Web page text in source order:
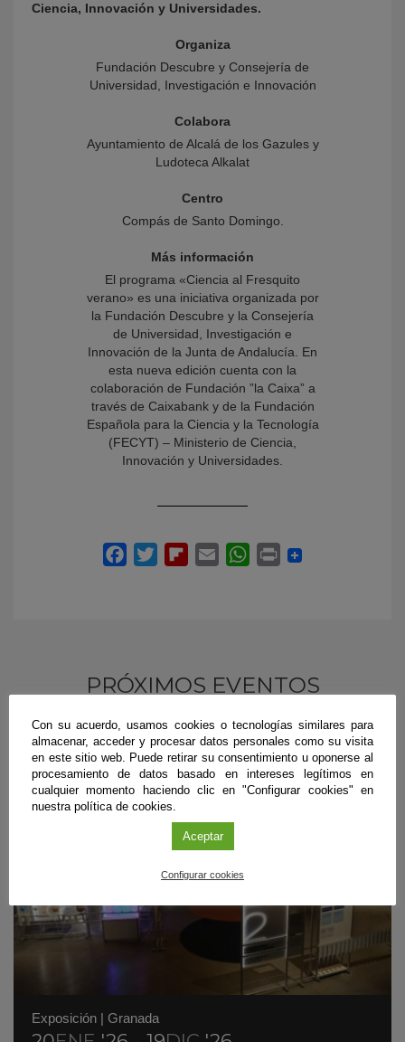
Ciencia, Innovación y Universidades.
Organiza
Fundación Descubre y Consejería de
Universidad, Investigación e Innovación
Colabora
Ayuntamiento de Alcalá de los Gazules y
Ludoteca Alkalat
Centro
Compás de Santo Domingo.
Más información
El programa «Ciencia al Fresquito
verano» es una iniciativa organizada por
la Fundación Descubre y la Consejería
de Universidad, Investigación e
Innovación de la Junta de Andalucía. En
esta nueva edición cuenta con la
colaboración de Fundación ”la Caixa” a
través de Caixabank y de la Fundación
Española para la Ciencia y la Tecnología
(FECYT) – Ministerio de Ciencia,
Innovación y Universidades.
PRÓXIMOS EVENTOS
Exposición | Granada
Con su acuerdo, usamos cookies o tecnologías similares para
almacenar, acceder y procesar datos personales como su visita
en este sitio web. Puede retirar su consentimiento u oponerse al
procesamiento de datos basado en intereses legítimos en
cualquier momento haciendo clic en "Configurar cookies" en
nuestra política de cookies.
Aceptar
Configurar cookies